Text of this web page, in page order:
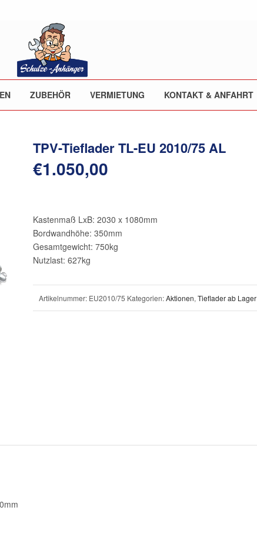
ZUBEHÖR VERMIETUNG KONTAKT & ANFAHRT
TPV-Tieflader TL-EU 2010/75 AL
€1.050,00
Kastenmaß LxB: 2030 x 1080mm
Bordwandhöhe: 350mm
Gesamtgewicht: 750kg
Nutzlast: 627kg
Artikelnummer: EU2010/75 Kategorien:Aktionen, Tieflader ab Lager